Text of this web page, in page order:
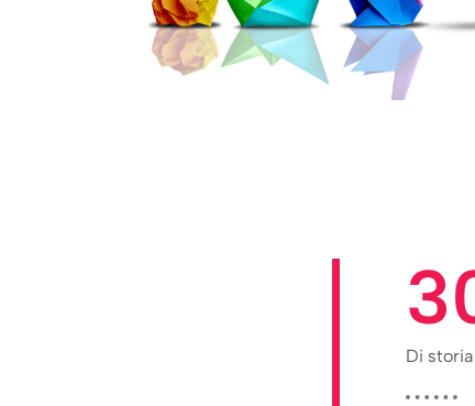
Di storia